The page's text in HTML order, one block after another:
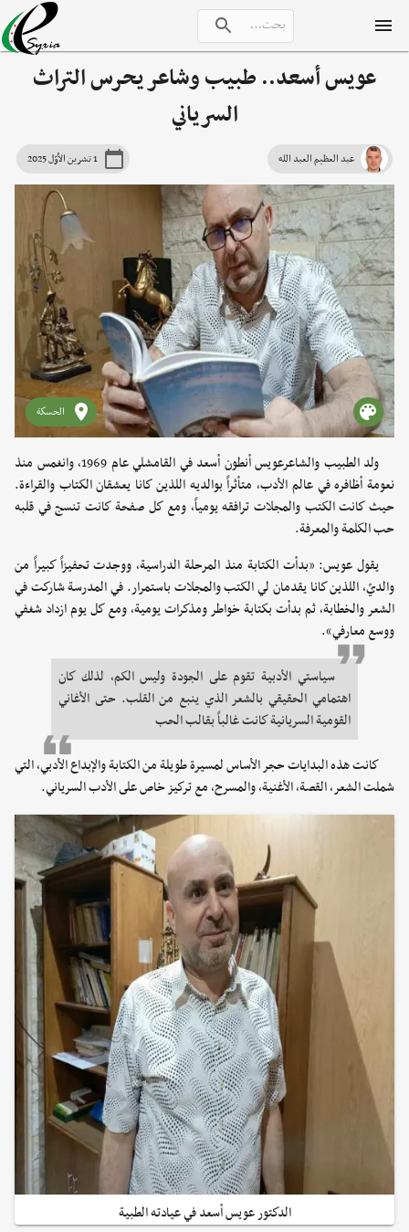
عويس أسعد.. طبيب وشاعر يحرس التراث
السرياني
عبد العظيم العبد الله 1 تشرين الأوّل 2025
الحسكة
ولد الطبيب والشاعرعويس أنطون أسعد في القامشلي عام 1969، وانغمس منذ
نعومة أظافره في عالم الأدب، متأثراً بوالديه اللذين كانا يعشقان الكتاب والقراءة.
حيث كانت الكتب والمجلات ترافقه يومياً، ومع كل صفحة كانت تنسج في قلبه
حب الكلمة والمعرفة.
يقول عويس: «بدأت الكتابة منذ المرحلة الدراسية، ووجدت تحفيزاً كبيراً من
والديّ، اللذين كانا يقدمان لي الكتب والمجلات باستمرار. في المدرسة شاركت في
الشعر والخطابة، ثم بدأت بكتابة خواطر ومذكرات يومية، ومع كل يوم ازداد شغفي
ووسع معارفي».
سياستي الأدبية تقوم على الجودة وليس الكم، لذلك كان
اهتمامي الحقيقي بالشعر الذي ينبع من القلب. حتى الأغاني
القومية السريانية كانت غالباً بقالب الحب
كانت هذه البدايات حجر الأساس لمسيرة طويلة من الكتابة والإبداع الأدبي، التي
شملت الشعر، القصة، الأغنية، والمسرح، مع تركيز خاص على الأدب السرياني.
الدكتور عويس أسعد في عيادته الطبية